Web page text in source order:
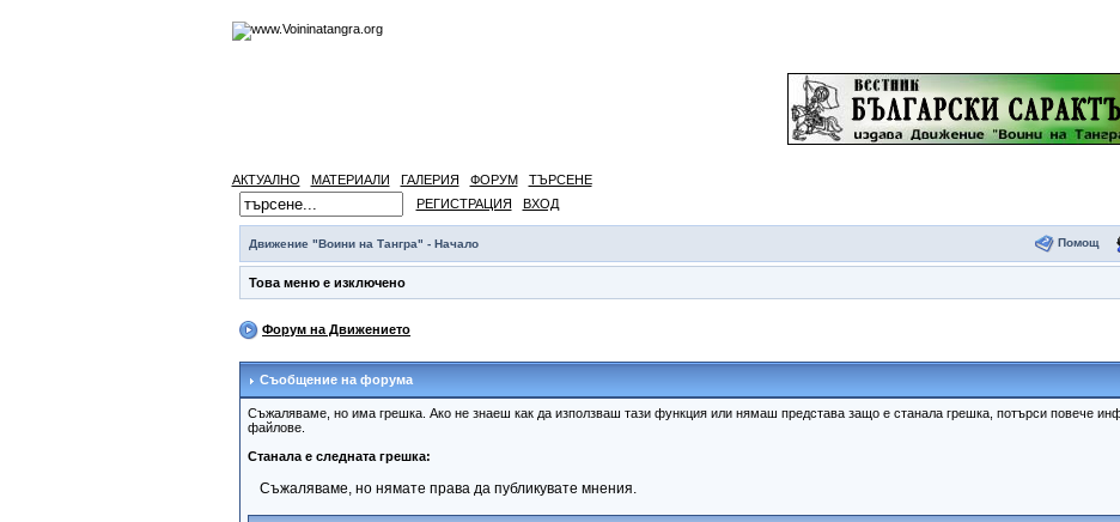
АКТУАЛНО МАТЕРИАЛИ ГАЛЕРИЯ ФОРУМ
ТЪРСЕНЕ
РЕГИСТРАЦИЯ
ВХОД
Движение "Воини на Тангра" - Начало Помощ
Това меню е изключено
Форум на Движението
Съобщение на форума
Съжаляваме, но има грешка. Ако не знаеш как да използваш тази функция или нямаш представа защо е станала грешка, потърси повече
файлове.
Станала е следната грешка:
Съжаляваме, но нямате права да публикувате мнения.